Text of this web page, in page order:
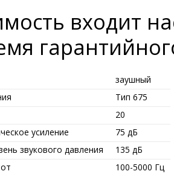
входит
заушный
Тип 675
20
усиление
75 дБ
звукового давления
135 дБ
100-5000 Гц